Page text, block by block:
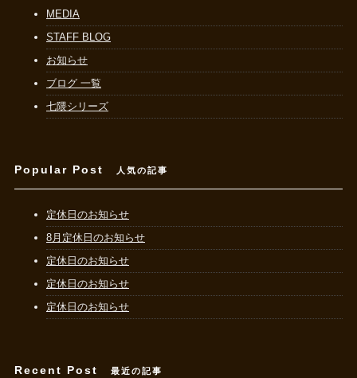
MEDIA
STAFF BLOG
お知らせ
ブログ 一覧
七隈シリーズ
Popular Post 人気の記事
定休日のお知らせ
8月定休日のお知らせ
定休日のお知らせ
定休日のお知らせ
定休日のお知らせ
Recent Post 最近の記事